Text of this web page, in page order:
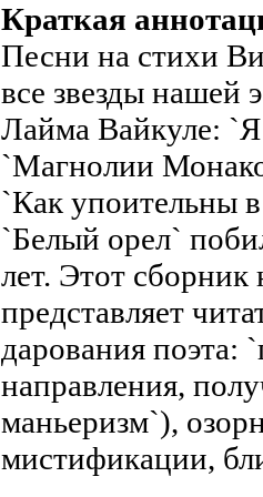
Краткая
Песни на стихи
все звезды нашей
Лайма Вайкуле:
`Магнолии
`Как упоительны
`Белый орел`
лет. Этот
представляет
дарования поэта:
направления,
маньеризм`),
мистификации,